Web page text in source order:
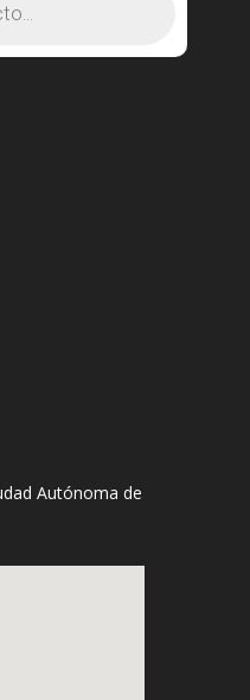
Autónoma de